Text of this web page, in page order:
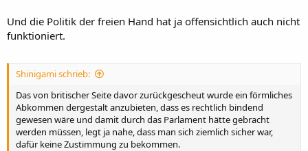
Und die Politik der freien Hand hat ja offensichtlich auch nicht
funktioniert.
Shinigami schrieb:
Das von britischer Seite davor zurückgescheut wurde ein förmliches
Abkommen dergestalt anzubieten, dass es rechtlich bindend
gewesen wäre und damit durch das Parlament hätte gebracht
werden müssen, legt ja nahe, dass man sich ziemlich sicher war,
dafür keine Zustimmung zu bekommen.